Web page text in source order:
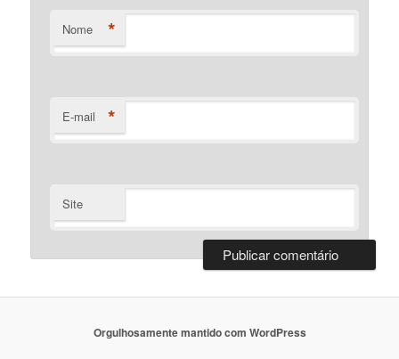
Nome *
E-mail *
Site
Orgulhosamente mantido com WordPress